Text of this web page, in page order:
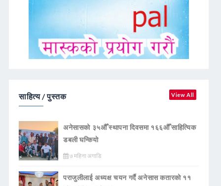
साहित्य / पुस्तक View All
अनेसासको ३५औँ स्थापना दिवसमा १६६औँ साहित्यिक
डबली घन्कियाे
७ महिना अगाडि
पराजुलीलाई अध्यक्ष चयन गर्दै अनेसास कतारको ११